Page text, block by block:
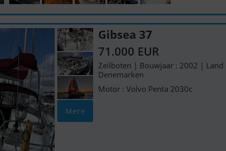
Mere
Gibsea 37
71.000 EUR
Zeilboten | Bouwjaar : 2002 | Land
Denemarken
Motor : Volvo Penta 2030c